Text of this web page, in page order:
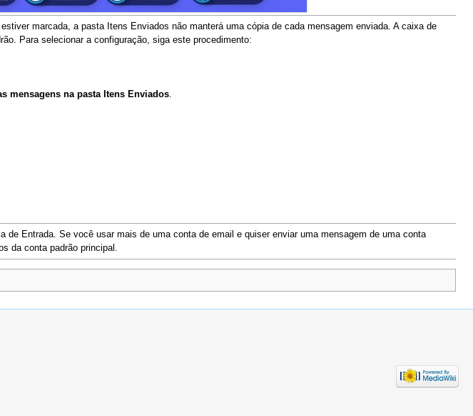
marcada, a pasta Itens Enviados não manterá uma cópia de cada mensagem enviada. A caixa de
Para selecionar a configuração, siga este procedimento:
mensagens na pasta Itens Enviados
de Entrada. Se você usar mais de uma conta de email e quiser enviar uma mensagem de uma conta
da conta padrão principal.